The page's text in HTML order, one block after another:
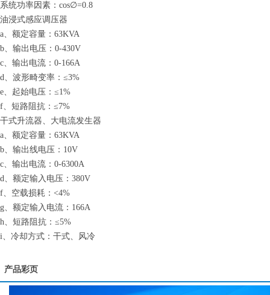
系统功率因素：cos∅=0.8
油浸式感应调压器
a、额定容量：63KVA
b、输出电压：0-430V
c、输出电流：0-166A
d、波形畸变率：≤3%
e、起始电压：≤1%
f、短路阻抗：≤7%
干式升流器、大电流发生器
a、额定容量：63KVA
b、输出线电压：10V
c、输出电流：0-6300A
d、额定输入电压：380V
f、空载损耗：<4%
g、额定输入电流：166A
h、短路阻抗：≤5%
i、冷却方式：干式、风冷
产品彩页